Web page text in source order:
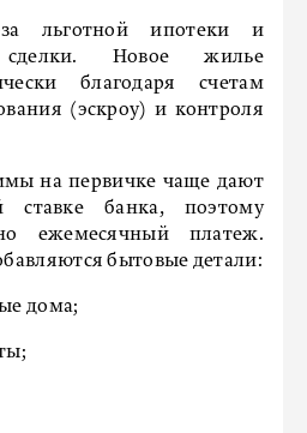
льготной ипотеки и
сделки. Новое жилье
благодаря счетам
(эскроу) и контроля
на первичке чаще дают
ставке банка, поэтому
ежемесячный платеж.
бытовые детали:
дома;